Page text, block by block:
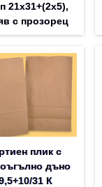
21х31+(2х5),
с прозорец
плик с
дъно
31 К